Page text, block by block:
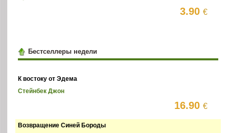
3.90€
Бестселлеры недели
К востоку от Эдема
Стейнбек Джон
16.90€
Возвращение Синей Бороды